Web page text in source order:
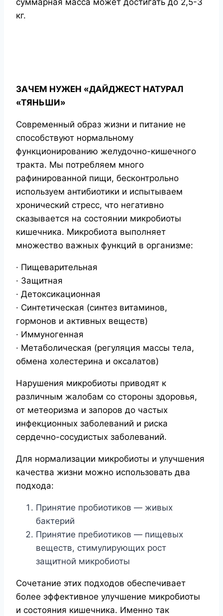
суммарная масса может достигать до 2,5-3
кг.
ЗАЧЕМ НУЖЕН «ДАЙДЖЕСТ НАТУРАЛ
«ТЯНЬШИ»
Современный образ жизни и питание не
способствуют нормальному
функционированию желудочно-кишечного
тракта. Мы потребляем много
рафинированной пищи, бесконтрольно
используем антибиотики и испытываем
хронический стресс, что негативно
сказывается на состоянии микробиоты
кишечника. Микробиота выполняет
множество важных функций в организме:
· Пищеварительная
· Защитная
· Детоксикационная
· Синтетическая (синтез витаминов,
гормонов и активных веществ)
· Иммуногенная
· Метаболическая (регуляция массы тела,
обмена холестерина и оксалатов)
Нарушения микробиоты приводят к
различным жалобам со стороны здоровья,
от метеоризма и запоров до частых
инфекционных заболеваний и риска
сердечно-сосудистых заболеваний.
Для нормализации микробиоты и улучшения
качества жизни можно использовать два
подхода:
Принятие пробиотиков — живых
бактерий
Принятие пребиотиков — пищевых
веществ, стимулирующих рост
защитной микробиоты
Сочетание этих подходов обеспечивает
более эффективное улучшение микробиоты
и состояния кишечника. Именно так